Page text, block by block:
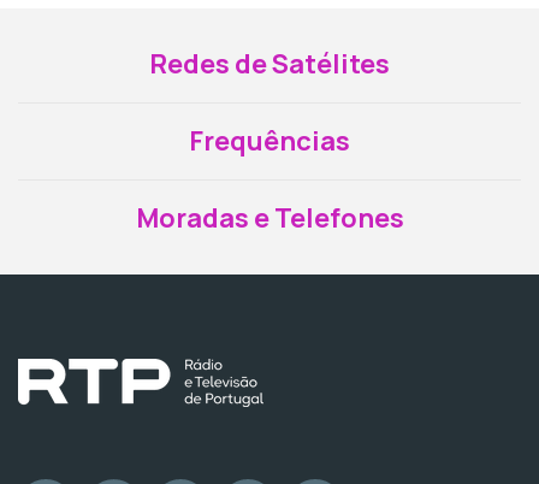
Redes de Satélites
Frequências
Moradas e Telefones